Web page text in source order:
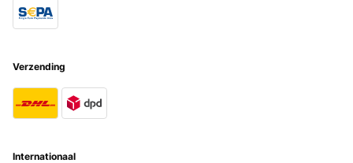
Verzending
Internationaal